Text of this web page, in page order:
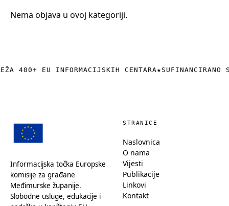
Nema objava u ovoj kategoriji.
400+ EU INFORMACIJSKIH CENTARA★SUFINANCIRANO
Informacijska točka Europske
komisije za građane
Međimurske županije.
Slobodne usluge, edukacije i
STRANICE
Naslovnica
O nama
Vijesti
Publikacije
Linkovi
Kontakt